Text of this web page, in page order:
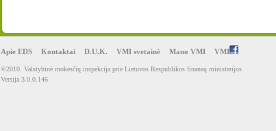
Apie EDS Kontaktai D.U.K. VMI svetainė Mano VMI VMI
©2010. Valstybinė mokesčių inspekcija prie Lietuvos Respublikos finansų ministerijos
Versija 3.0.0.146